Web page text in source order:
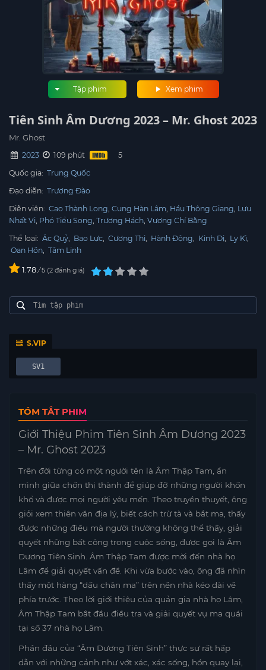
Xem phim
Tập phim
Tiên Sinh Âm Dương 2023 – Mr. Ghost 2023
Mr. Ghost
2023
109 phút
Quốc gia: Trung Quốc
Đạo diễn: Trương Đào
Diễn viên: Cao Thành Long Cung Hàn Lâm Hầu Thông Giang Lưu
Nhất Vi Phó Tiểu Song Trương Hách Vương Chí Bằng
Thể loại: Ác Quỷ, Bạo Lực, Cương Thi, Hành Động, Kinh Dị, Ly Kì,
Oan Hồn, Tâm Linh
1.78/ 5 2 đánh giá
S.VIP
SV1
TÓM TẮT PHIM
Giới Thiệu Phim Tiên Sinh Âm Dương 2023
– Mr. Ghost 2023
Trên đời từng có một người tên là Âm Thập Tam, ẩn
mình giữa chốn thị thành để giúp đỡ những người khốn
khổ và được mọi người yêu mến. Theo truyền thuyết, ông
giỏi xem thiên văn địa lý, biết cách trừ tà và bắt ma, thấy
được những điều mà người thường không thể thấy, giải
quyết những bất công trong cuộc sống, được gọi là Âm
Dương Tiên Sinh. Âm Thập Tam được mời đến nhà họ
Lâm để giải quyết vấn đề. Khi vừa bước vào, ông đã nhìn
thấy một hàng “dấu chân ma” trên nền nhà kéo dài về
phía trước. Theo lời giới thiệu của quản gia nhà họ Lâm,
Âm Thập Tam bắt đầu điều tra và giải quyết vụ ma quái
tại số 37 nhà họ Lâm.
Phần đầu của “Âm Dương Tiên Sinh” thực sự rất hấp
dẫn với những cảnh như vớt xác, xác sống, hồn quay lại,